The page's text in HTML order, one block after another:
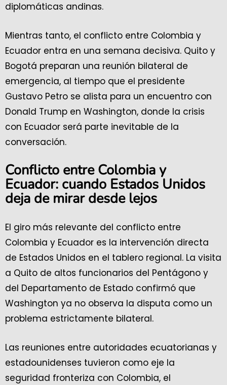
diplomáticas andinas.
Mientras tanto, el conflicto entre Colombia y
Ecuador entra en una semana decisiva. Quito y
Bogotá preparan una reunión bilateral de
emergencia, al tiempo que el presidente
Gustavo Petro se alista para un encuentro con
Donald Trump en Washington, donde la crisis
con Ecuador será parte inevitable de la
conversación.
Conflicto entre Colombia y
Ecuador: cuando Estados Unidos
deja de mirar desde lejos
El giro más relevante del conflicto entre
Colombia y Ecuador es la intervención directa
de Estados Unidos en el tablero regional. La visita
a Quito de altos funcionarios del Pentágono y
del Departamento de Estado confirmó que
Washington ya no observa la disputa como un
problema estrictamente bilateral.
Las reuniones entre autoridades ecuatorianas y
estadounidenses tuvieron como eje la
seguridad fronteriza con Colombia, el